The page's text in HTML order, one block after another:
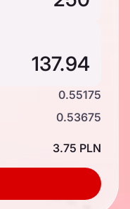
0.55175
0.53675
3.75 PLN